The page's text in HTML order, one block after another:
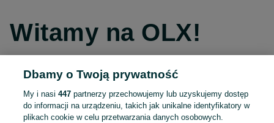
Witamy na OLX!
Kontynuuj przez Facebooka
Kontynuuj przez konto Apple
Dbamy o Twoją prywatność
My i nasi447 partnerzy przechowujemy lub uzyskujemy dostęp
do informacji na urządzeniu, takich jak unikalne identyfikatory w
plikach cookie w celu przetwarzania danych osobowych.